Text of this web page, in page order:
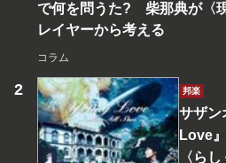
で何を問うた? 柴那典が〈
レイヤーから考える
コラム
邦楽
サザン
Love
〈ら